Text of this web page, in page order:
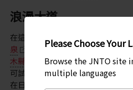
Please Choose Your
Browse the JNTO site
multiple languages
浪漫大道
在這一趟振奮人心的浪漫之旅中，
泉
四萬溫泉 和群馬縣的老
木縣
日光國立公園的美麗風景
可試一試沿著小徑輕鬆地徒步旅行
在日本知名的觀光都市欣賞極具